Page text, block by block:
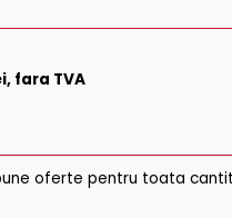
fara TVA
oferte pentru toata